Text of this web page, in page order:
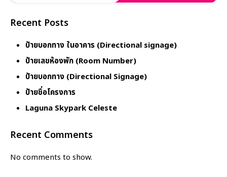
Recent Posts
ป้ายบอกทาง ในอาคาร (Directional signage)
ป้ายเลขห้องพัก (Room Number)
ป้ายบอกทาง (Directional Signage)
ป้ายชื่อโครงการ
Laguna Skypark Celeste
Recent Comments
No comments to show.